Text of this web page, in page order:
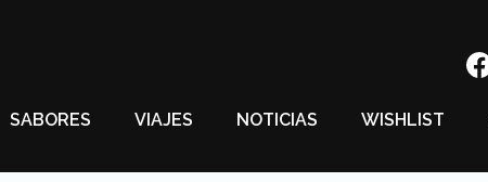
SABORES VIAJES NOTICIAS WISHLIST